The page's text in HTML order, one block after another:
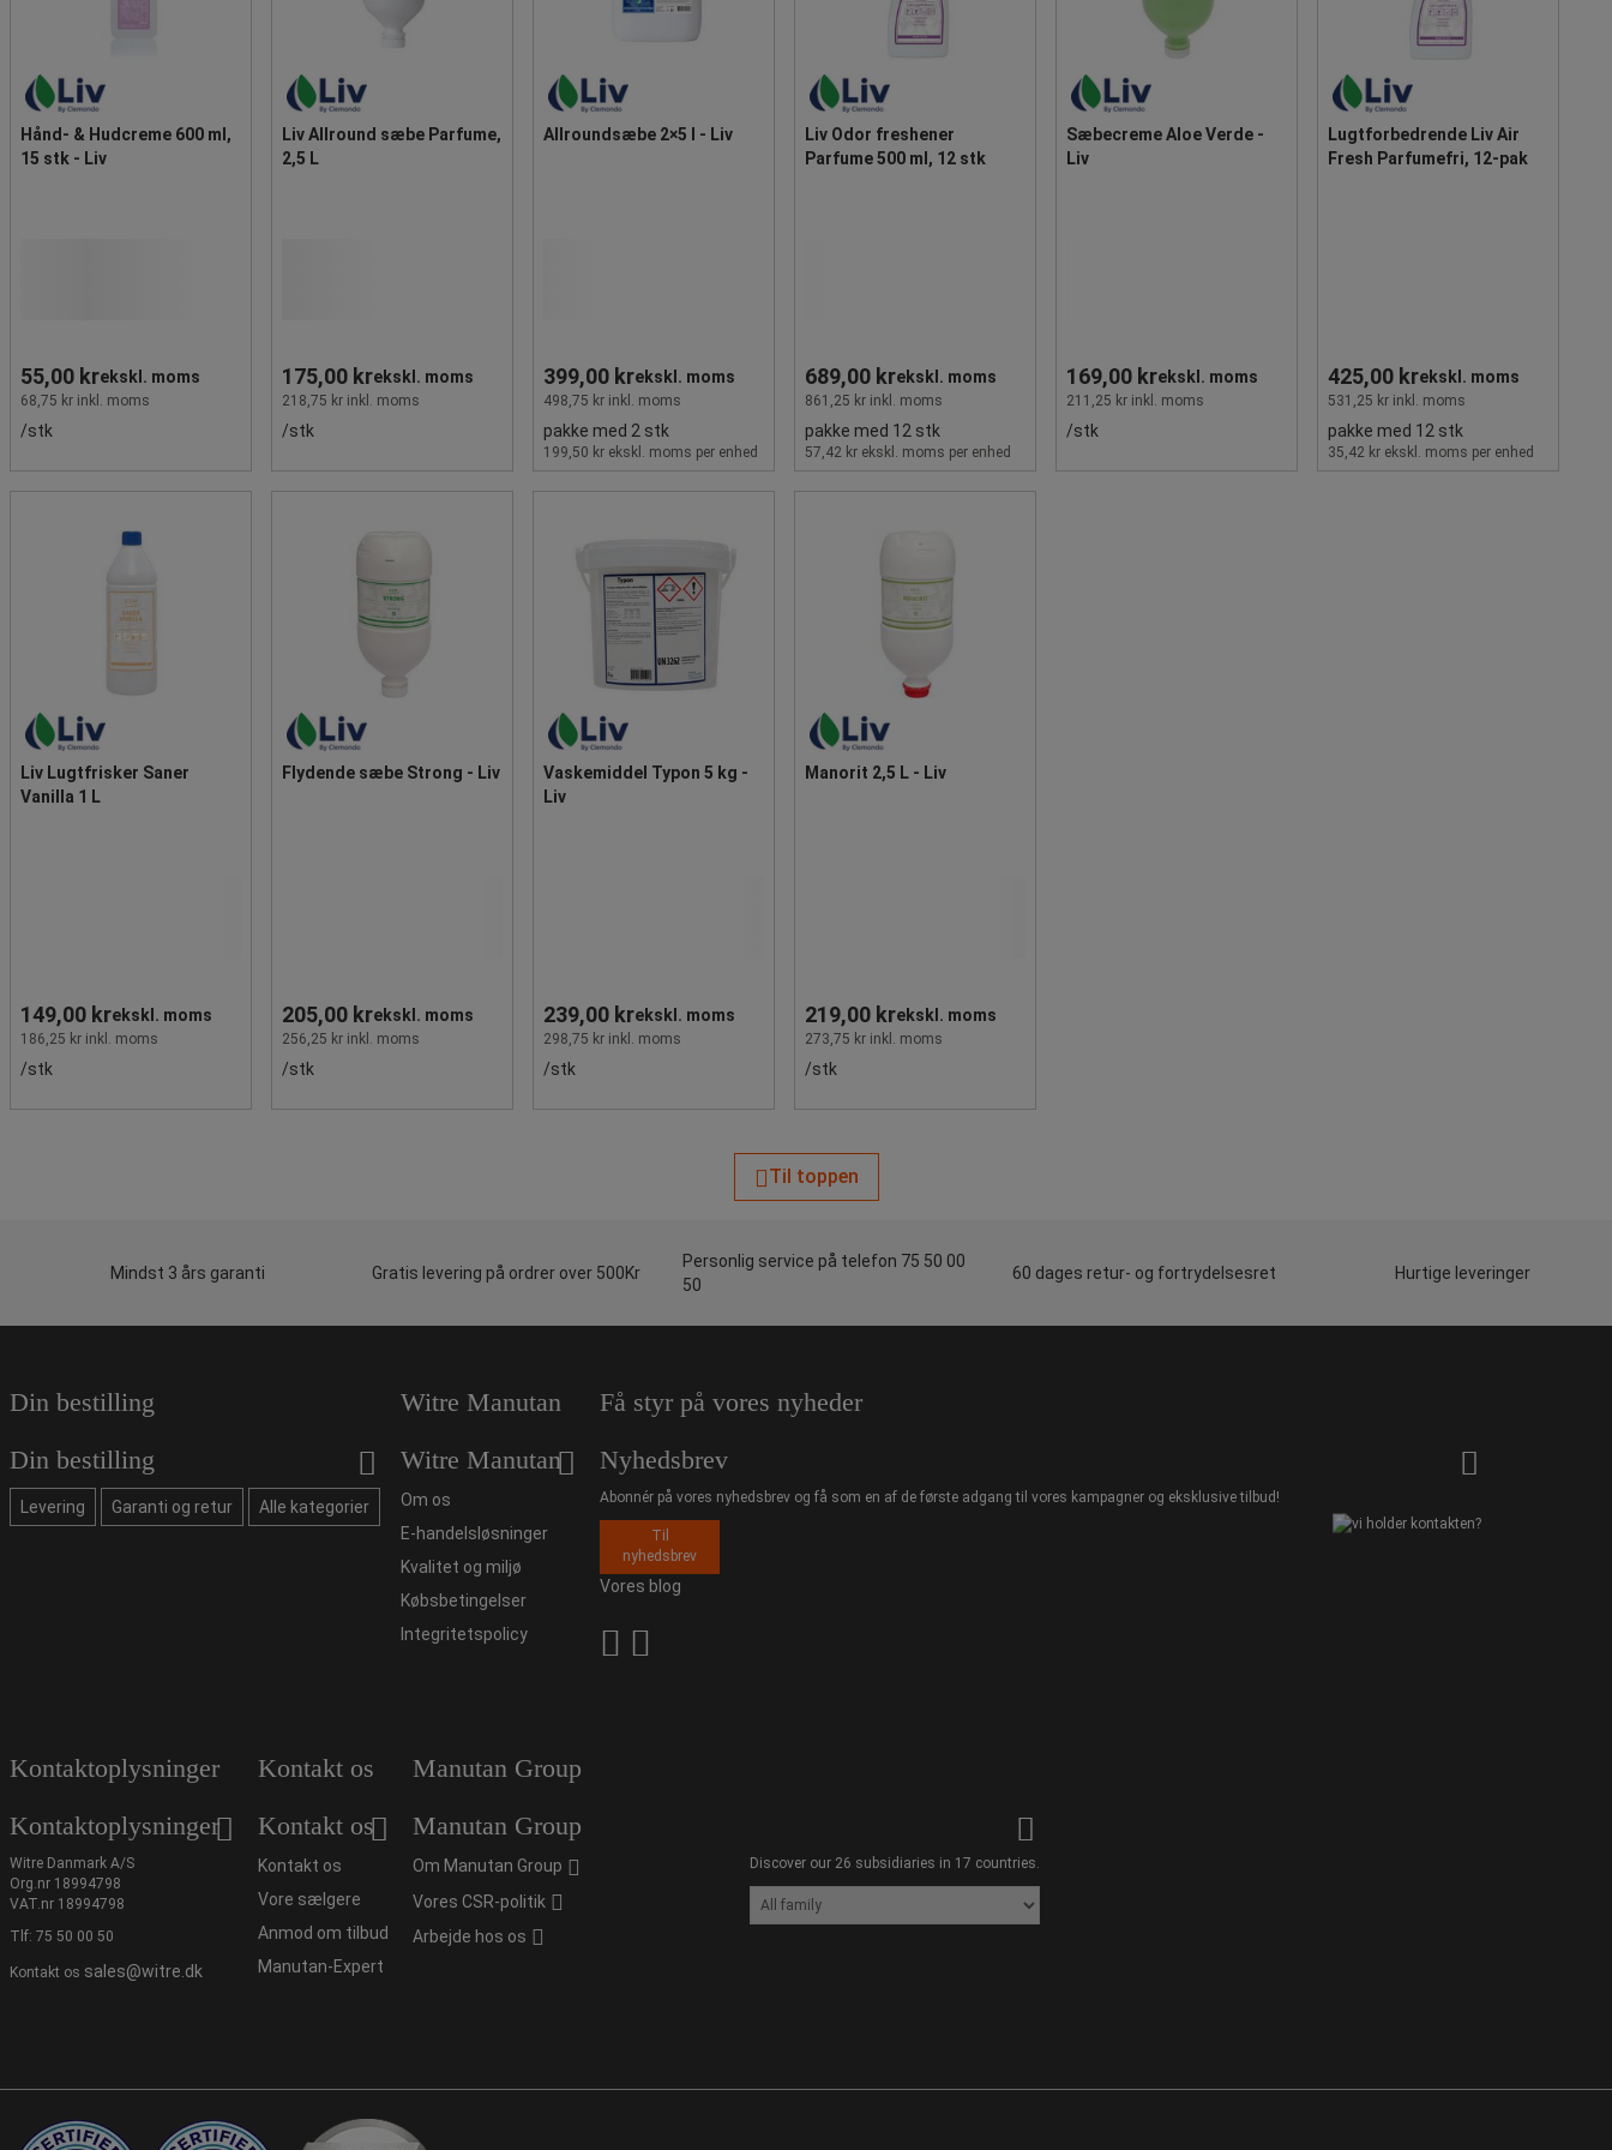
Hånd- & Hudcreme 600 ml,
15 stk - Liv
55,00 krekskl. moms
68,75 kr inkl. moms
/stk
Liv Allround sæbe Parfume,
2,5 L
175,00 krekskl. moms
218,75 kr inkl. moms
/stk
Allroundsæbe 2×5 l - Liv
399,00 krekskl. moms
498,75 kr inkl. moms
pakke med 2 stk
199,50 kr ekskl. moms per enhed
Liv Odor freshener
Parfume 500 ml, 12 stk
689,00 krekskl. moms
861,25 kr inkl. moms
pakke med 12 stk
57,42 kr ekskl. moms per enhed
Sæbecreme Aloe Verde -
Liv
169,00 krekskl. moms
211,25 kr inkl. moms
/stk
Lugtforbedrende Liv Air
Fresh Parfumefri, 12-pak
425,00 krekskl. moms
531,25 kr inkl. moms
pakke med 12 stk
35,42 kr ekskl. moms per enhed
Liv Lugtfrisker Saner
Vanilla 1 L
149,00 krekskl. moms
186,25 kr inkl. moms
/stk
Flydende sæbe Strong - Liv
205,00 krekskl. moms
256,25 kr inkl. moms
/stk
Vaskemiddel Typon 5 kg -
Liv
239,00 krekskl. moms
298,75 kr inkl. moms
/stk
Manorit 2,5 L - Liv
219,00 krekskl. moms
273,75 kr inkl. moms
/stk
Til toppen
Mindst 3 års garanti Gratis levering på ordrer over 500Kr
Personlig service på telefon 75 50 00
50
60 dages retur- og fortrydelsesret Hurtige leveringer
Din bestilling
Din bestilling
Levering Garanti og retur Alle kategorier
Witre Manutan
Witre Manutan
Om os
E-handelsløsninger
Kvalitet og miljø
Købsbetingelser
Integritetspolicy
Få styr på vores nyheder
Nyhedsbrev
Abonnér på vores nyhedsbrev og få som en af de første adgang til vores kampagner og eksklusive tilbud!
Til
nyhedsbrev
Vores blog
Kontaktoplysninger
Kontaktoplysninger
Witre Danmark A/S
Org.nr 18994798
VAT.nr 18994798
Tlf: 75 50 00 50
Kontakt os sales@witre.dk
Kontakt os
Kontakt os
Kontakt os
Vore sælgere
Anmod om tilbud
Manutan-Expert
Manutan Group
Manutan Group
Om Manutan Group
Vores CSR-politik
Arbejde hos os
Discover our 26 subsidiaries in 17 countries.